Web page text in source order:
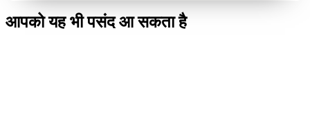
आपको यह भी पसंद आ सकता है